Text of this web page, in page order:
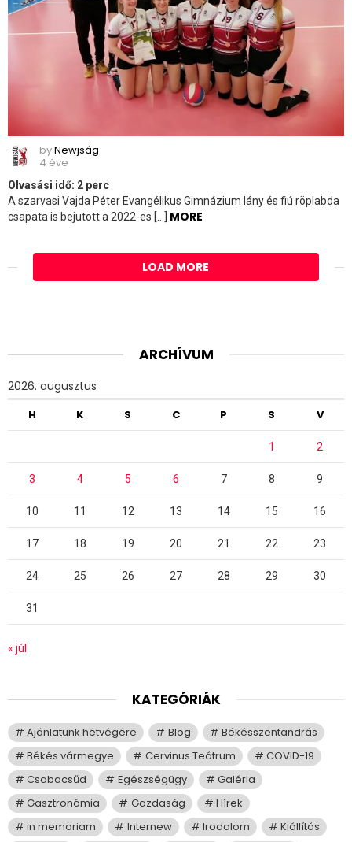
byNewjság
4 éve
Olvasási idő: 2 perc
A szarvasi Vajda Péter Evangélikus Gimnázium lány és fiú röplabda
csapata is bejutott a 2022-es […] MORE
LOAD MORE
ARCHÍVUM
2026. augusztus
H K S C P S V
1 2
3 4 5 6 7 8 9
10 11 12 13 14 15 16
17 18 19 20 21 22 23
24 25 26 27 28 29 30
31
« júl
KATEGÓRIÁK
Ajánlatunk hétvégére Blog
Békésszentandrás
Békés vármegye
Cervinus Teátrum
COVID-19
Csabacsűd
Egészségügy
Galéria
Gasztronómia
Gazdaság
Hírek
in memoriam
Internew Irodalom
Kiállítás